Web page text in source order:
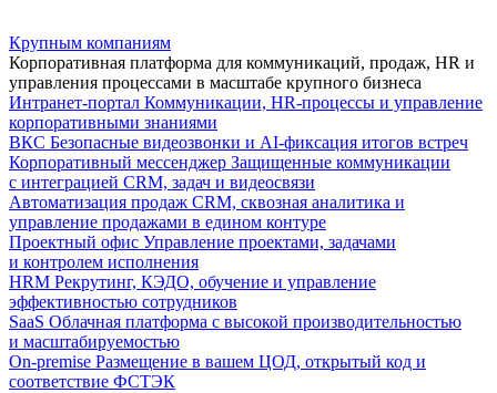
Крупным компаниям
Корпоративная платформа для коммуникаций, продаж, HR и
управления процессами в масштабе крупного бизнеса
Интранет-портал Коммуникации, HR-процессы и управление
корпоративными знаниями
ВКС Безопасные видеозвонки и AI-фиксация итогов встреч
Корпоративный мессенджер Защищенные коммуникации
с интеграцией CRM, задач и видеосвязи
Автоматизация продаж CRM, сквозная аналитика и
управление продажами в едином контуре
Проектный офис Управление проектами, задачами
и контролем исполнения
HRM Рекрутинг, КЭДО, обучение и управление
эффективностью сотрудников
SaaS Облачная платформа с высокой производительностью
и масштабируемостью
On-premise Размещение в вашем ЦОД, открытый код и
соответствие ФСТЭК